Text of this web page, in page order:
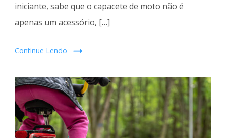
iniciante, sabe que o capacete de moto não é
apenas um acessório, […]
Continue Lendo